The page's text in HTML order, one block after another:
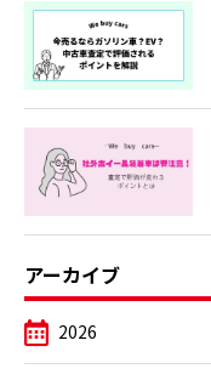
アーカイブ
2026